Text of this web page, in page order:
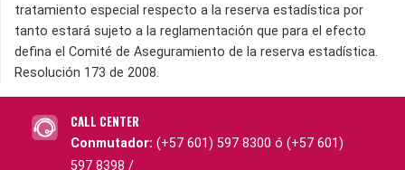
tratamiento especial respecto a la reserva estadística por
tanto estará sujeto a la reglamentación que para el efecto
defina el Comité de Aseguramiento de la reserva estadística.
Resolución 173 de 2008.
CALL CENTER
Conmutador: (+57 601) 597 8300 ó (+57 601)
597 8398 /